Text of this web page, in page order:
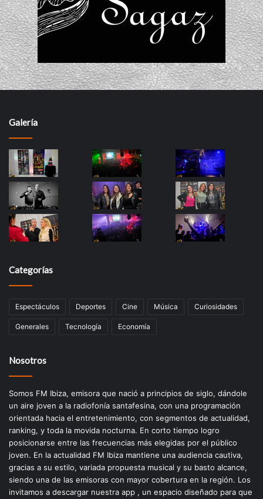
Galería
Categorías
Espectáculos Deportes Cine Música Curiosidades
Generales Tecnología Economía
Nosotros
Somos FM Ibiza, emisora que nació a principios de siglo, dándole
un aire joven a la radiofonía santafesina, con una programación
orientada hacia el entretenimiento, con segmentos de actualidad,
ranking, y toda la movida nocturna. En corto tiempo logro
posicionarse entre las frecuencias más elegidas por el público
joven. En la actualidad FM Ibiza mantiene una audiencia cautiva,
gracias a su estilo, variada propuesta musical y su basto alcance,
siendo una de las emisoras con mayor cobertura en la región. Los
invitamos a descargar nuestra app , un espacio diseñado para que